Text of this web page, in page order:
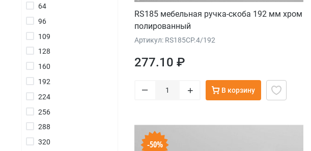
64
96
109
128
160
192
224
256
288
320
RS185 мебельная ручка-скоба 192 мм хром
полированный
Артикул: RS185CP.4/192
277.10 ₽
– + В корзину
-50%